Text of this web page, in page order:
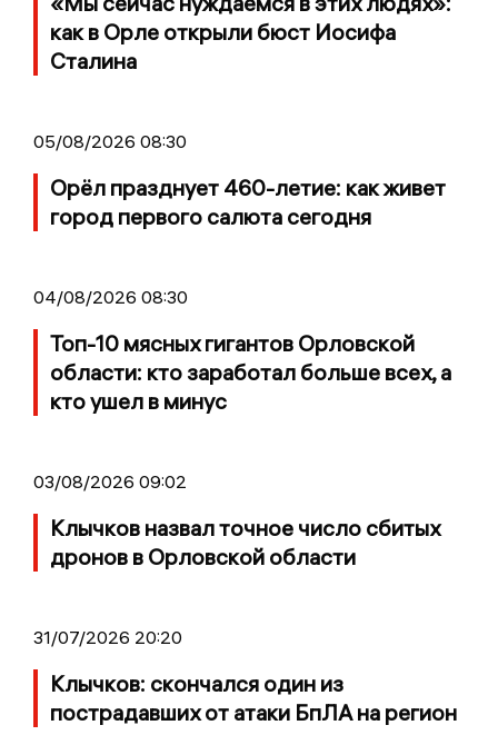
как в Орле открыли бюст Иосифа
Сталина
05/08/2026 08:30
Орёл празднует 460-летие: как живет
город первого салюта сегодня
04/08/2026 08:30
Топ-10 мясных гигантов Орловской
области: кто заработал больше всех, а
кто ушел в минус
03/08/2026 09:02
Клычков назвал точное число сбитых
дронов в Орловской области
31/07/2026 20:20
Клычков: скончался один из
пострадавших от атаки БпЛА на регион